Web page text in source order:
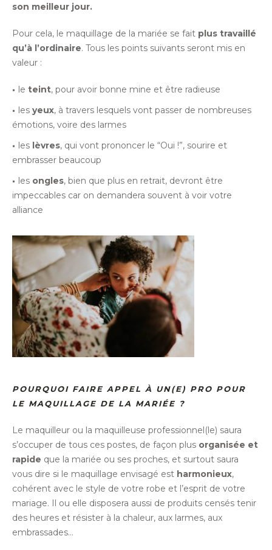
son meilleur jour.
Pour cela, le maquillage de la mariée se fait plus travaillé
qu’à l’ordinaire. Tous les points suivants seront mis en
valeur :
le teint, pour avoir bonne mine et être radieuse
les yeux, à travers lesquels vont passer de nombreuses
émotions, voire des larmes
les lèvres, qui vont prononcer le “Oui !”, sourire et
embrasser beaucoup
les ongles, bien que plus en retrait, devront être
impeccables car on demandera souvent à voir votre
alliance
POURQUOI FAIRE APPEL À UN(E) PRO POUR
LE MAQUILLAGE DE LA MARIÉE ?
Le maquilleur ou la maquilleuse professionnel(le) saura
s’occuper de tous ces postes, de façon plus organisée et
rapide que la mariée ou ses proches, et surtout saura
vous dire si le maquillage envisagé est harmonieux,
cohérent avec le style de votre robe et l’esprit de votre
mariage. Il ou elle disposera aussi de produits censés tenir
des heures et résister à la chaleur, aux larmes, aux
embrassades…